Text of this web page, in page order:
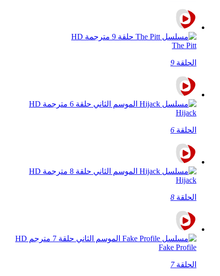
The Pitt
الحلقة 9
Hijack
الحلقة 6
Hijack
الحلقة 8
Fake Profile
الحلقة7